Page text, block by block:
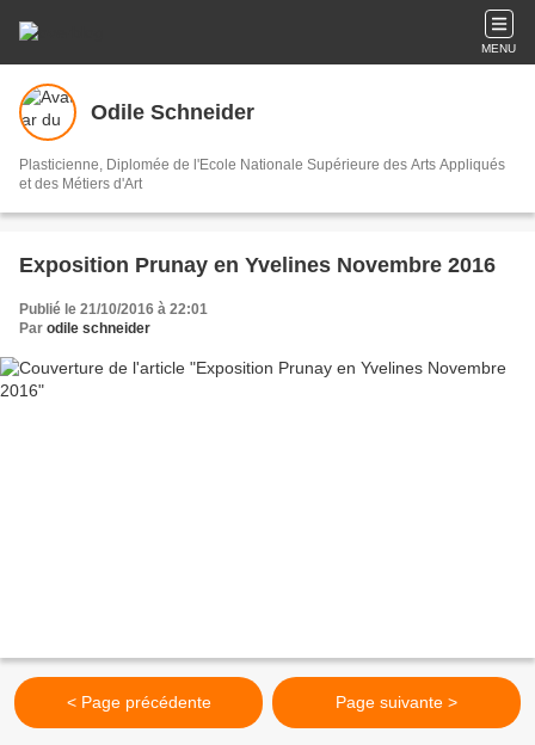
MENU
Odile Schneider
Plasticienne, Diplomée de l'Ecole Nationale Supérieure des Arts Appliqués
et des Métiers d'Art
Exposition Prunay en Yvelines Novembre 2016
Publié le 21/10/2016 à 22:01
Par odile schneider
< Page précédente Page suivante >